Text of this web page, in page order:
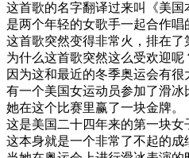
这首歌的名字翻译过来叫 《美国
是两个年轻的女歌手一起合作唱
这首歌突然变得非常火 ， 排在了
为什么这首歌突然这么受欢迎呢
因为这和最近的冬季奥运会有很
有一个美国女运动 员参加了滑冰
她在这个比赛里赢了一块金牌。
这是美国二十四年来的第一块女
这本身就是一个非常了不起的成